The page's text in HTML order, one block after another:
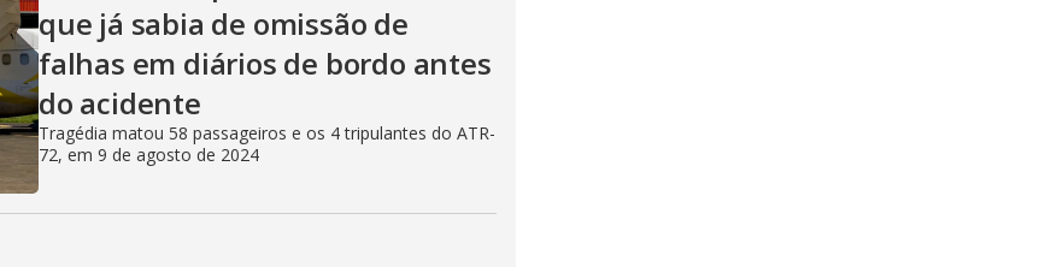
que já sabia de omissão de
falhas em diários de bordo antes
do acidente
Tragédia matou 58 passageiros e os 4 tripulantes do ATR-
72, em 9 de agosto de 2024